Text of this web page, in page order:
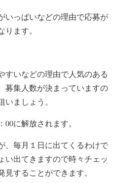
いっぱいなどの理由で応募が
ます。
すいなどの理由で人気のある
募集人数が決まっていますの
ましょう。
に解放されます。
、毎月１日に出てくるわけで
い出てきますので時々チェッ
することができます。